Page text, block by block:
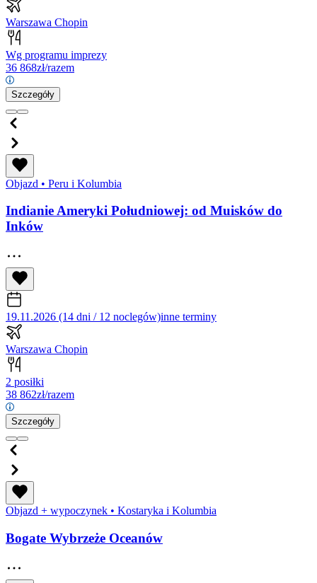
Warszawa Chopin
Wg programu imprezy
36 868zł/razem
Szczegóły
Objazd • Peru i Kolumbia
Indianie Ameryki Południowej: od Muisków do
Inków
19.11.2026 (14 dni / 12 noclegów)inne terminy
Warszawa Chopin
2 posiłki
38 862zł/razem
Szczegóły
Objazd + wypoczynek • Kostaryka i Kolumbia
Bogate Wybrzeże Oceanów